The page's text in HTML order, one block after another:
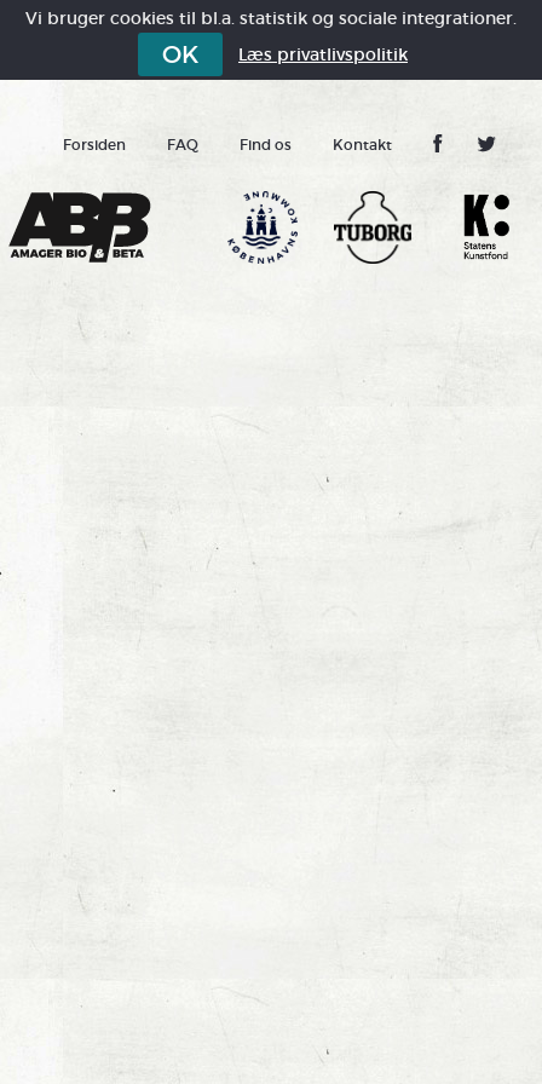
Vi bruger cookies til bl.a. statistik og sociale integrationer.
OK Læs privatlivspolitik
Forsiden FAQ Find os Kontakt